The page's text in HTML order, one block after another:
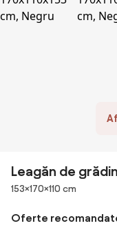
Leagăn de
Dimensiuni
153×170×110 cm
Oferte